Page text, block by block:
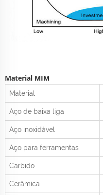
Material MIM
Material
Aço de baixa liga
Aço inoxidável
Aço para ferramentas
Carbido
Cerâmica